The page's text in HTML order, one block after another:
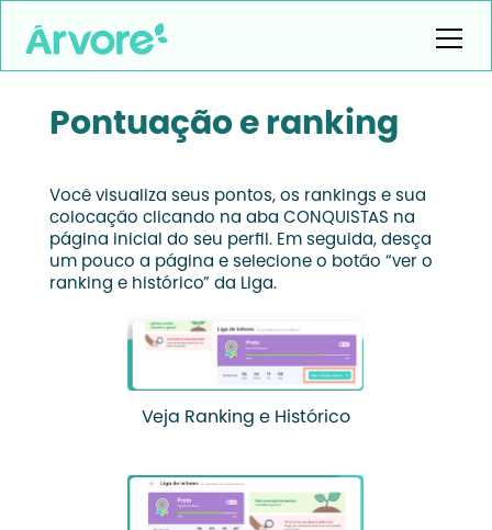
Pontuação e ranking
Você visualiza seus pontos, os rankings e sua
colocação clicando na aba CONQUISTAS na
página inicial do seu perfil. Em seguida, desça
um pouco a página e selecione o botão “ver o
ranking e histórico” da Liga.
Veja Ranking e Histórico